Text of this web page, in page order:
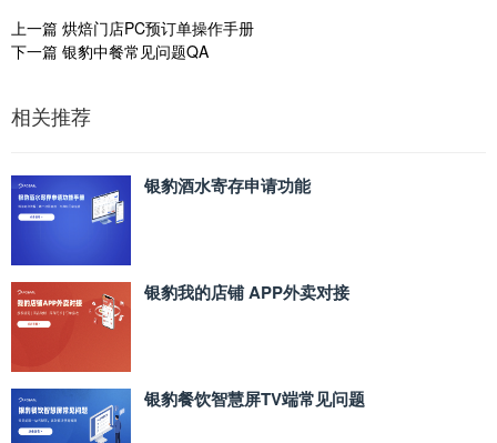
上一篇 烘焙门店PC预订单操作手册
下一篇 银豹中餐常见问题QA
相关推荐
银豹酒水寄存申请功能
银豹我的店铺 APP外卖对接
银豹餐饮智慧屏TV端常见问题